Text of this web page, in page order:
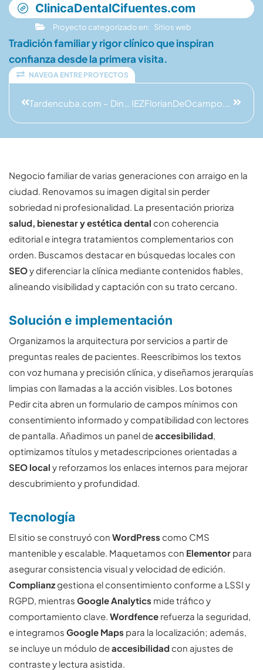
ClinicaDentalCifuentes.com
Proyecto categorizado en: Sitios web
Tradición familiar y rigor clínico que inspiran
confianza desde la primera visita.
NAVEGA ENTRE PROYECTOS
Tardencuba.com – Dinamarca IEZFlorianDeOcampo.com
Negocio familiar de varias generaciones con arraigo en la
ciudad. Renovamos su imagen digital sin perder
sobriedad ni profesionalidad. La presentación prioriza
salud, bienestar y estética dental con coherencia
editorial e integra tratamientos complementarios con
orden. Buscamos destacar en búsquedas locales con
SEOy diferenciar la clínica mediante contenidos fiables,
alineando visibilidad y captación con su trato cercano.
Solución e implementación
Organizamos la arquitectura por servicios a partir de
preguntas reales de pacientes. Reescribimos los textos
con voz humana y precisión clínica, y diseñamos jerarquías
limpias con llamadas a la acción visibles. Los botones
Pedir cita abren un formulario de campos mínimos con
consentimiento informado y compatibilidad con lectores
de pantalla. Añadimos un panel deaccesibilidad,
optimizamos títulos y metadescripciones orientadas a
SEO local y reforzamos los enlaces internos para mejorar
descubrimiento y profundidad.
Tecnología
El sitio se construyó con WordPress como CMS
mantenible y escalable. Maquetamos con Elementor para
asegurar consistencia visual y velocidad de edición.
Complianzgestiona el consentimiento conforme a LSSI y
RGPD, mientras Google Analytics mide tráfico y
comportamiento clave. Wordfence refuerza la seguridad,
e integramos Google Maps para la localización; además,
se incluye un módulo deaccesibilidadcon ajustes de
contraste y lectura asistida.